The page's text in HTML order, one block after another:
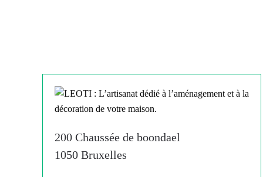
200 Chaussée de boondael
1050 Bruxelles